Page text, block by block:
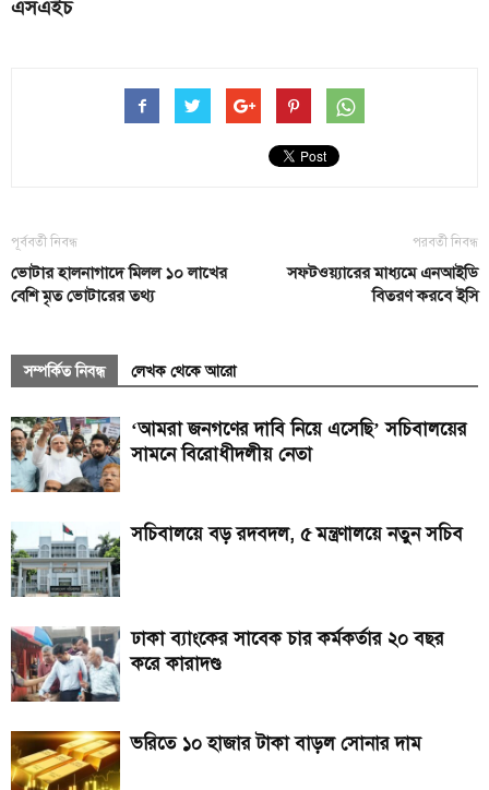
এসএইচ
পূর্ববর্তী নিবন্ধ
ভোটার হালনাগাদে মিলল ১০ লাখের
বেশি মৃত ভোটারের তথ্য
পরবর্তী নিবন্ধ
সফটওয়্যারের মাধ্যমে এনআইডি
বিতরণ করবে ইসি
সম্পর্কিত নিবন্ধ লেখক থেকে আরো
‘আমরা জনগণের দাবি নিয়ে এসেছি’ সচিবালয়ের
সামনে বিরোধীদলীয় নেতা
সচিবালয়ে বড় রদবদল, ৫ মন্ত্রণালয়ে নতুন সচিব
ঢাকা ব্যাংকের সাবেক চার কর্মকর্তার ২০ বছর
করে কারাদণ্ড
ভরিতে ১০ হাজার টাকা বাড়ল সোনার দাম